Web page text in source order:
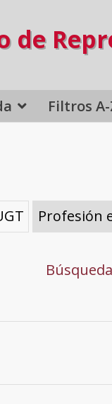
de
Filtros A-
Profesión